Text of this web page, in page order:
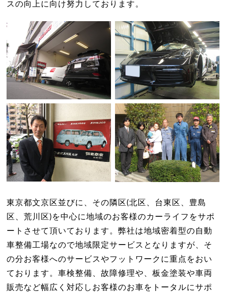
スの向上に向け努力しております。
東京都文京区並びに、その隣区(北区、台東区、豊島
区、荒川区)を中心に地域のお客様のカーライフをサポ
ートさせて頂いております。弊社は地域密着型の自動
車整備工場なので地域限定サービスとなりますが、そ
の分お客様へのサービスやフットワークに重点をおい
ております。車検整備、故障修理や、板金塗装や車両
販売など幅広く対応しお客様のお車をトータルにサポ